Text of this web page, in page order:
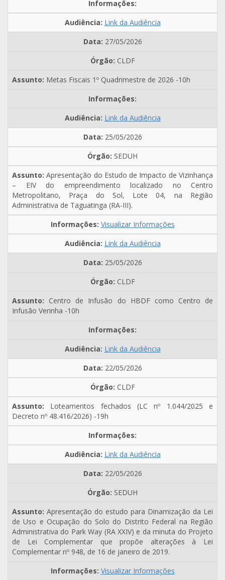
Link da Audiência
27/05/2026
CLDF
Metas Fiscais 1º Quadrimestre de 2026 -10h
Link da Audiência
25/05/2026
SEDUH
Apresentação do Estudo de Impacto de Vizinhança
– EIV do empreendimento localizado no Centro
Metropolitano, Praça do Sol, Lote 04, na Região
Administrativa de Taguatinga (RA-III).
Visualizar Informações
Link da Audiência
25/05/2026
CLDF
Centro de Infusão do HBDF como Centro de
Infusão Verinha -10h
Link da Audiência
22/05/2026
CLDF
Loteamentos fechados (LC nº 1.044/2025 e
Decreto nº 48.416/2026) -19h
Link da Audiência
22/05/2026
SEDUH
Apresentação do estudo para Dinamização da Lei
de Uso e Ocupação do Solo do Distrito Federal na Região
Administrativa do Park Way (RA XXIV) e da minuta do Projeto
de Lei Complementar que propõe alterações à Lei
Complementar nº 948, de 16 de janeiro de 2019.
Visualizar Informações